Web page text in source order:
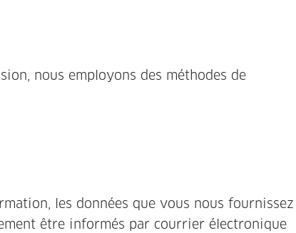
nous employons des méthodes de
les données que vous nous fournissez
être informés par courrier électronique